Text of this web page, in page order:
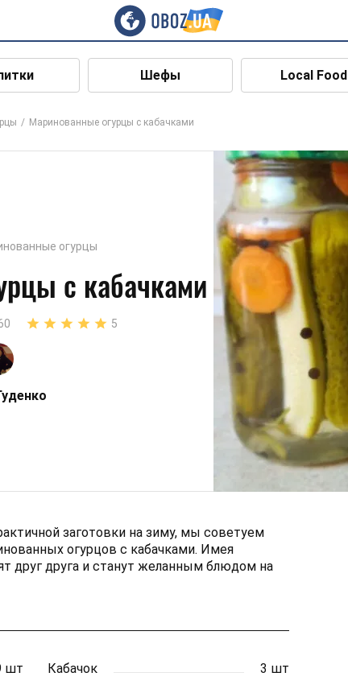
Шефы Local Food
Маринованные огурцы с кабачками
огурцы
с кабачками
5
заготовки на зиму, мы советуем
огурцов с кабачками. Имея
друг друга и станут желанным блюдом на
шт Кабачок
3 шт